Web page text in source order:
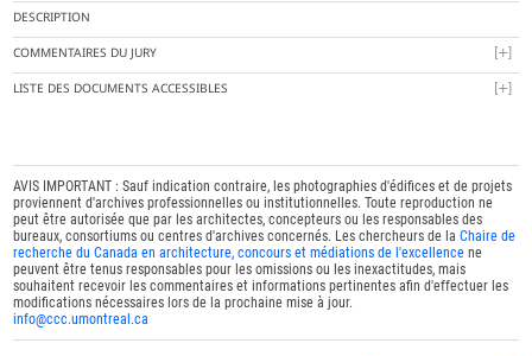
DESCRIPTION
COMMENTAIRES DU JURY
LISTE DES DOCUMENTS ACCESSIBLES
AVIS IMPORTANT : Sauf indication contraire, les photographies d'édifices et de projets
proviennent d'archives professionnelles ou institutionnelles. Toute reproduction ne
peut être autorisée que par les architectes, concepteurs ou les responsables des
bureaux, consortiums ou centres d'archives concernés. Les chercheurs de laChaire de
recherche du Canada en architecture, concours et médiations de l'excellence ne
peuvent être tenus responsables pour les omissions ou les inexactitudes, mais
souhaitent recevoir les commentaires et informations pertinentes afin d'effectuer les
modifications nécessaires lors de la prochaine mise à jour.
info@ccc.umontreal.ca